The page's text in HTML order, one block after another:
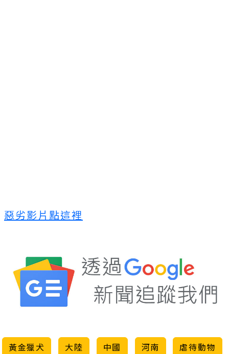
惡劣影片點這裡
黃金獵犬 大陸 中國 河南
虐待動物